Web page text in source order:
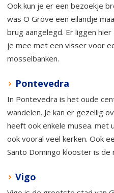
Ook kun je er een bezoekje
was O Grove een eilandje
brug aangelegd. Er liggen
je mee met een visser voor
mosselbanken.
Pontevedra
In Pontevedra is het oude
wandelen. Je kan er gezellig
heeft ook enkele musea. met
ook vooral veel kerken. Ook
Santo Domingo klooster is de
Vigo